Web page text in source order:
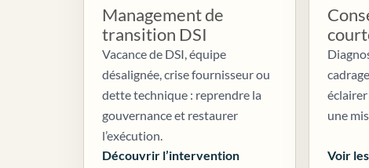
Management de
transition DSI
Vacance de DSI, équipe
désalignée, crise fournisseur ou
dette technique : reprendre la
gouvernance et restaurer
l’exécution.
Découvrir l’intervention
une
Voir